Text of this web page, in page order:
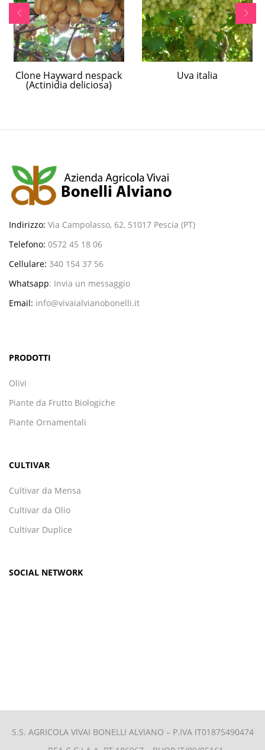
Clone Hayward nespack
(Actinidia deliciosa)
Uva italia
Indirizzo: Via Campolasso, 62, 51017 Pescia (PT)
Telefono: 0572 45 18 06
Cellulare: 340 154 37 56
Whatsapp: Invia un messaggio
Email: info@vivaialvianobonelli.it
PRODOTTI
Olivi
Piante da Frutto Biologiche
Piante Ornamentali
CULTIVAR
Cultivar da Mensa
Cultivar da Olio
Cultivar Duplice
SOCIAL NETWORK
S.S. AGRICOLA VIVAI BONELLI ALVIANO – P.IVA IT01875490474